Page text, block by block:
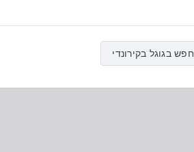
חפש בגוגל בקירונדי